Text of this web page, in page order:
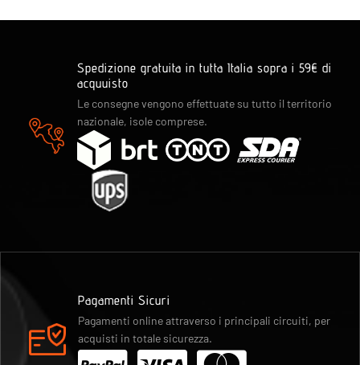
Spedizione gratuita in tutta Italia sopra i 59€ di
acquuisto
Le consegne vengono effettuate su tutto il territorio
nazionale, isole comprese.
Pagamenti Sicuri
Pagamenti online attraverso i principali circuiti, per
acquisti in totale sicurezza.